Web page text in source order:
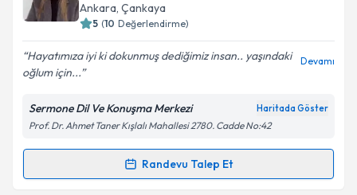
Ankara, Çankaya
5 (10 Değerlendirme)
Hayatımıza iyi ki dokunmuş dediğimiz insan.. yaşındaki
oğlum için...
Devamı
Sermone Dil Ve Konuşma Merkezi Haritada Göster
Prof. Dr. Ahmet Taner Kışlalı Mahallesi 2780. Cadde No:42
Randevu Talep Et
Randevu Takvimi Talebi